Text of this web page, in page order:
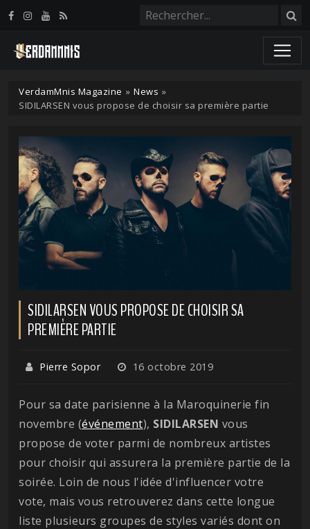
VerdamMnis Magazine » News »
SIDILARSEN vous propose de choisir sa première partie
SIDILARSEN VOUS PROPOSE DE CHOISIR SA
PREMIÈRE PARTIE
Pierre Sopor 16 octobre 2019
Pour sa date parisienne à la Maroquinerie fin
novembre (événement), SIDILARSEN vous
propose de voter parmi de nombreux artistes
pour choisir qui assurera la première partie de la
soirée. Loin de nous l'idée d'influencer votre
vote, mais vous retrouverez dans cette longue
liste plusieurs groupes de styles variés dont on
Panneau de gestion des cookies